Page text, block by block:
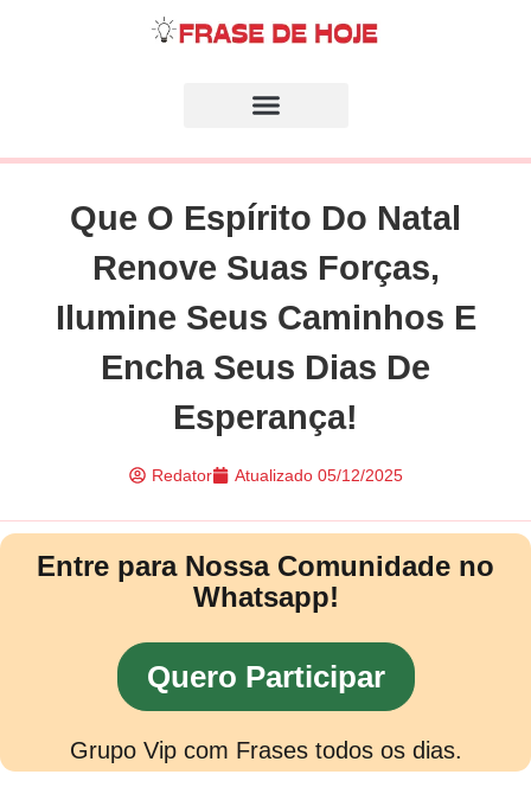
Que O Espírito Do Natal
Renove Suas Forças,
Ilumine Seus Caminhos E
Encha Seus Dias De
Esperança!
Redator Atualizado 05/12/2025
Entre para Nossa Comunidade no
Whatsapp!
Quero Participar
Grupo Vip com Frases todos os dias.